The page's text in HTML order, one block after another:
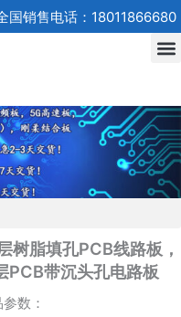
国销售电话：18011866680
树脂填孔PCB线路板，
PCB带沉头孔电路板
数：